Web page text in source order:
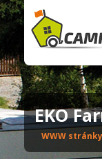
EKO
WWW stránky